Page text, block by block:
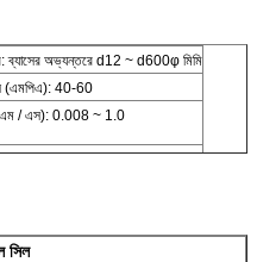
ব্যাসের অভ্যন্তরে d12 ~ d600φ মিমি
(এমপিএ): 40-60
/ এস): 0.008 ~ 1.0
প্রতিরোধের: মাঝারি
সিল